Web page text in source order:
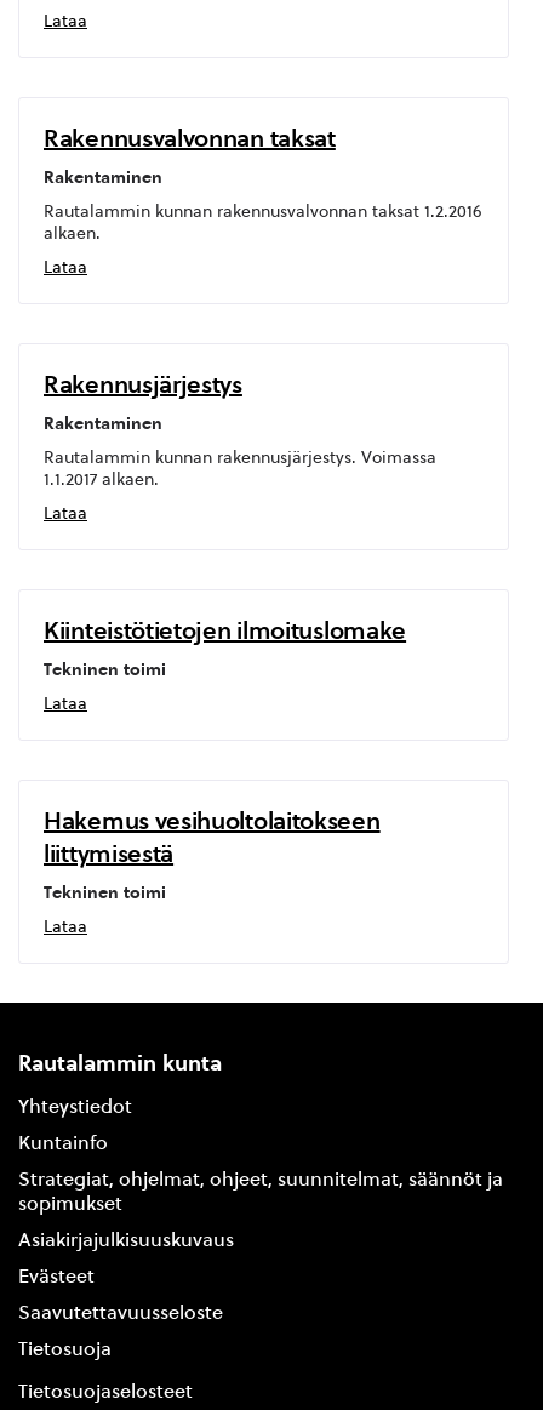
Lataa
Rakennusvalvonnan taksat
Rakentaminen
Rautalammin kunnan rakennusvalvonnan taksat 1.2.2016
alkaen.
Lataa
Rakennusjärjestys
Rakentaminen
Rautalammin kunnan rakennusjärjestys. Voimassa
1.1.2017 alkaen.
Lataa
Kiinteistötietojen ilmoituslomake
Tekninen toimi
Lataa
Hakemus vesihuoltolaitokseen
liittymisestä
Tekninen toimi
Lataa
Rautalammin kunta
Yhteystiedot
Kuntainfo
Strategiat, ohjelmat, ohjeet, suunnitelmat, säännöt ja
sopimukset
Asiakirjajulkisuuskuvaus
Evästeet
Saavutettavuusseloste
Tietosuoja
Tietosuojaselosteet